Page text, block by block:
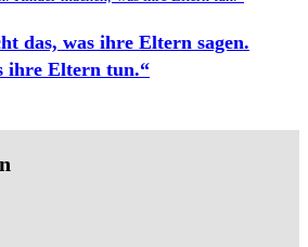
das, was ihre Eltern sagen.
ihre Eltern tun.“